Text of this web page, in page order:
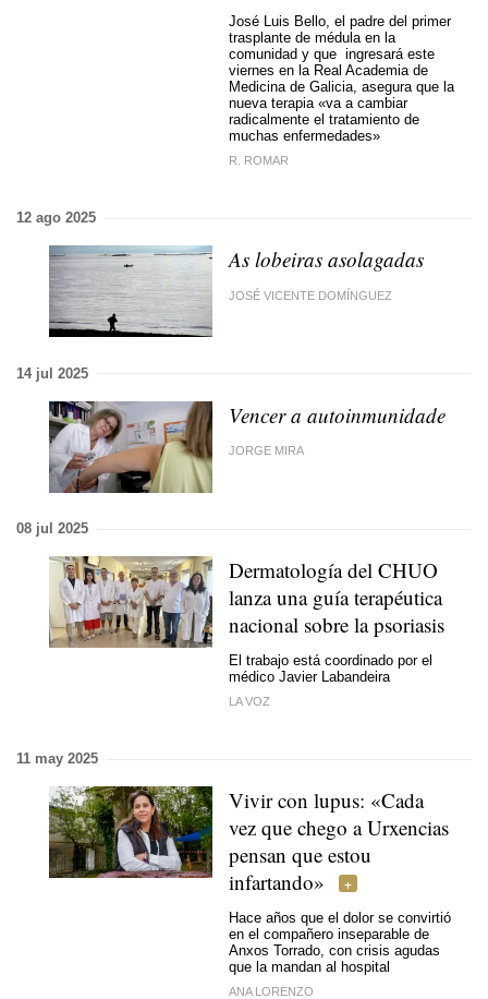
José Luis Bello, el padre del primer
trasplante de médula en la
comunidad y que ingresará este
viernes en la Real Academia de
Medicina de Galicia, asegura que la
nueva terapia «va a cambiar
radicalmente el tratamiento de
muchas enfermedades»
R. ROMAR
12 ago 2025
As lobeiras asolagadas
JOSÉ VICENTE DOMÍNGUEZ
14 jul 2025
Vencer a autoinmunidade
JORGE MIRA
08 jul 2025
Dermatología del CHUO
lanza una guía terapéutica
nacional sobre la psoriasis
El trabajo está coordinado por el
médico Javier Labandeira
LA VOZ
11 may 2025
Vivir con lupus: «Cada
vez que chego a Urxencias
pensan que estou
infartando»
Hace años que el dolor se convirtió
en el compañero inseparable de
Anxos Torrado, con crisis agudas
que la mandan al hospital
ANA LORENZO